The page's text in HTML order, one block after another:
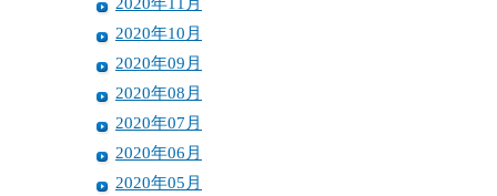
2020年10月
2020年09月
2020年08月
2020年07月
2020年06月
2020年05月